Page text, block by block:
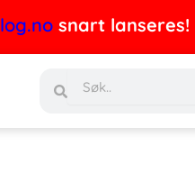
snart lanseres!